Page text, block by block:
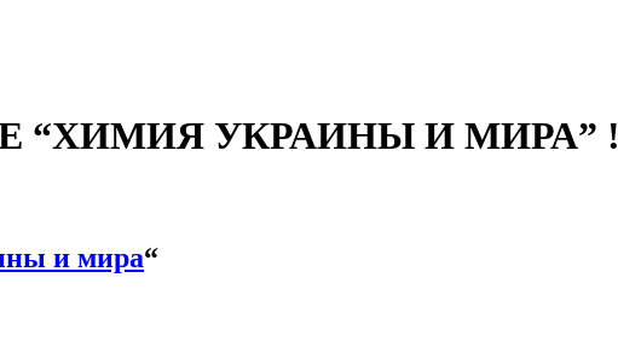
“ХИМИЯ УКРАИНЫ И МИРА” !
и мира“